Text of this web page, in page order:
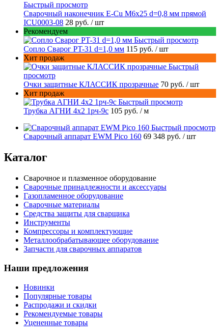
Быстрый просмотр
Сварочный наконечник E-Cu M6x25 d=0,8 мм прямой
ICU0003-08 28 руб. / шт
Рекомендуем
Быстрый просмотр
Сопло Сварог PT-31 d=1,0 мм 115 руб. / шт
Хит продаж
Быстрый
просмотр
Очки защитные КЛАССИК прозрачные 70 руб. / шт
Хит продаж
Быстрый просмотр
Трубка АГНИ 4х2 1рч-9с 105 руб. / м
Быстрый просмотр
Сварочный аппарат EWM Pico 160 69 348 руб. / шт
Каталог
Сварочное и плазменное оборудование
Сварочные принадлежности и аксессуары
Газопламенное оборудование
Сварочные материалы
Средства защиты для сварщика
Инструменты
Компрессоры и комплектующие
Металлообрабатывающее оборудование
Запчасти для сварочных аппаратов
Наши предложения
Новинки
Популярные товары
Распродажи и скидки
Рекомендуемые товары
Уцененные товары